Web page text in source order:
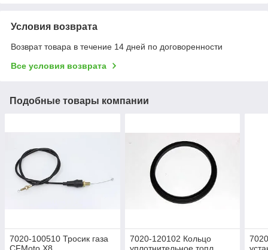
Условия возврата
Возврат товара в течение 14 дней по договоренности
Все условия возврата
Подобные товары компании
7020-100510 Тросик газа
7020-120102 Кольцо